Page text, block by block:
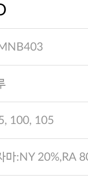
100, 105
마:NY 20%,RA